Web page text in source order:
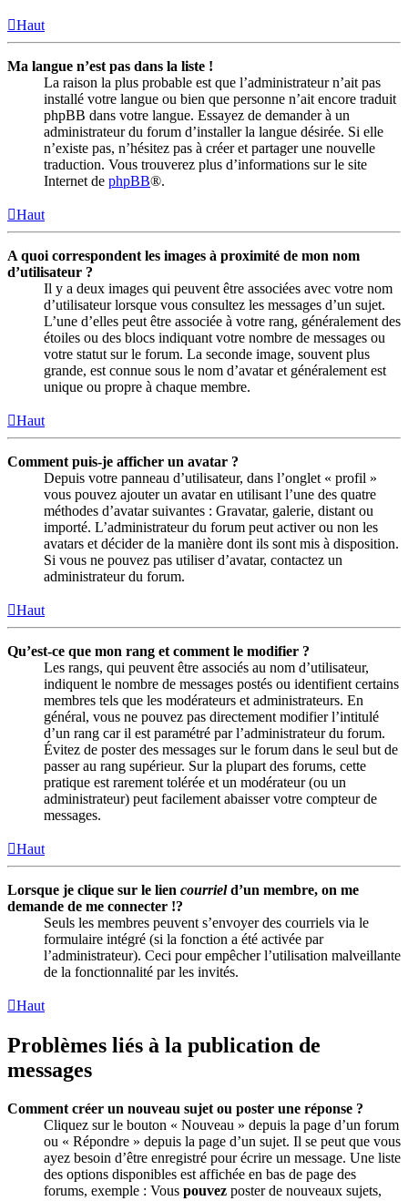
Haut
Ma langue n’est pas dans la liste !
La raison la plus probable est que l’administrateur n’ait pas
installé votre langue ou bien que personne n’ait encore traduit
phpBB dans votre langue. Essayez de demander à un
administrateur du forum d’installer la langue désirée. Si elle
n’existe pas, n’hésitez pas à créer et partager une nouvelle
traduction. Vous trouverez plus d’informations sur le site
Internet de phpBB®.
Haut
A quoi correspondent les images à proximité de mon nom
d’utilisateur ?
Il y a deux images qui peuvent être associées avec votre nom
d’utilisateur lorsque vous consultez les messages d’un sujet.
L’une d’elles peut être associée à votre rang, généralement des
étoiles ou des blocs indiquant votre nombre de messages ou
votre statut sur le forum. La seconde image, souvent plus
grande, est connue sous le nom d’avatar et généralement est
unique ou propre à chaque membre.
Haut
Comment puis-je afficher un avatar ?
Depuis votre panneau d’utilisateur, dans l’onglet « profil »
vous pouvez ajouter un avatar en utilisant l’une des quatre
méthodes d’avatar suivantes : Gravatar, galerie, distant ou
importé. L’administrateur du forum peut activer ou non les
avatars et décider de la manière dont ils sont mis à disposition.
Si vous ne pouvez pas utiliser d’avatar, contactez un
administrateur du forum.
Haut
Qu’est-ce que mon rang et comment le modifier ?
Les rangs, qui peuvent être associés au nom d’utilisateur,
indiquent le nombre de messages postés ou identifient certains
membres tels que les modérateurs et administrateurs. En
général, vous ne pouvez pas directement modifier l’intitulé
d’un rang car il est paramétré par l’administrateur du forum.
Évitez de poster des messages sur le forum dans le seul but de
passer au rang supérieur. Sur la plupart des forums, cette
pratique est rarement tolérée et un modérateur (ou un
administrateur) peut facilement abaisser votre compteur de
messages.
Haut
Lorsque je clique sur le lien courrield’un membre, on me
demande de me connecter !?
Seuls les membres peuvent s’envoyer des courriels via le
formulaire intégré (si la fonction a été activée par
l’administrateur). Ceci pour empêcher l’utilisation malveillante
de la fonctionnalité par les invités.
Haut
Problèmes liés à la publication de
messages
Comment créer un nouveau sujet ou poster une réponse ?
Cliquez sur le bouton « Nouveau » depuis la page d’un forum
ou « Répondre » depuis la page d’un sujet. Il se peut que vous
ayez besoin d’être enregistré pour écrire un message. Une liste
des options disponibles est affichée en bas de page des
forums, exemple : Vous pouvez poster de nouveaux sujets,